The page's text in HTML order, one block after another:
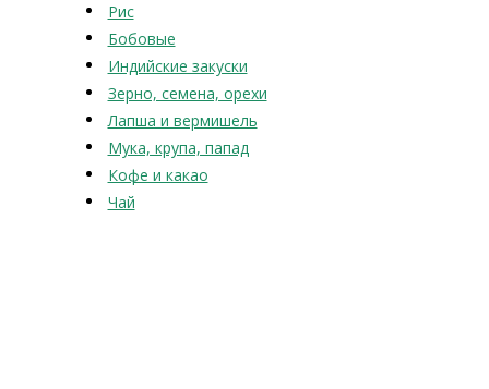
Рис
Бобовые
Индийские закуски
Зерно, семена, орехи
Лапша и вермишель
Мука, крупа, папад
Кофе и какао
Чай